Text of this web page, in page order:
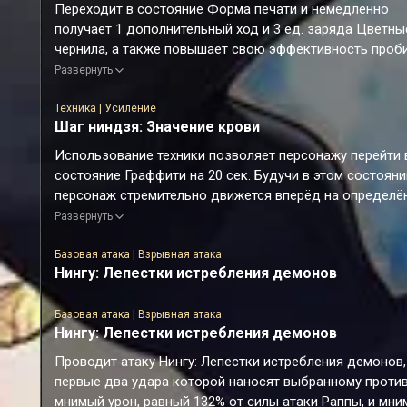
Переходит в состояние Форма печати и немедленно
получает 1 дополнительный ход и 3 ед. заряда
чернила, а также повышает свою эффективность
уязвимости на 50% и эффект пробития на 40%.
Состояние Форма печати усиливает базовую атаку
персонажа и запрещает использование его навыка и
сверхспособности. После использования усиленной
базовой атаки расходуется 1 ед. заряда Цветные
Расход всех единиц заряда Цветные чернила снимает
состояние Форма печати с персонажа.
Развернуть
Техника | Усиление
Шаг ниндзя: Значение крови
Использование техники позволяет персонажу перейти
состояние Граффити на 20 сек. Будучи в этом
персонаж стремительно движется вперёд на
расстояние и атакует всех затронутых противников. Во
время стремительного движения персонаж игнорирует
атаки противников. Использование атаки в состоянии
Граффити завершает это состояние. В начале боя,
вызванного атакующим действием, наносит каждой
ед. урона стойкости вне зависимости от типов их
уязвимости и урон пробития, равный 200% от мнимого
пробития Раппы, а также наносит соседним целям урон
пробития, равный 180% от её мнимого урона пробития.
же время Раппа восстанавливает 10 ед. энергии.
Развернуть
Базовая атака | Взрывная атака
Нингу: Лепестки истребления демонов
Базовая атака | Взрывная атака
Нингу: Лепестки истребления демонов
Проводит атаку Нингу: Лепестки истребления демонов,
первые два удара которой наносят выбранному
мнимый урон, равный 132% от силы атаки Раппы, и